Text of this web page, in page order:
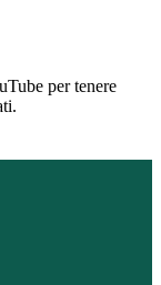
per tenere